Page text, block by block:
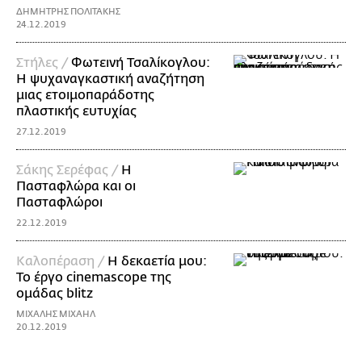
ΔΗΜΗΤΡΗΣ ΠΟΛΙΤΑΚΗΣ
24.12.2019
Στήλες / Φωτεινή Τσαλίκογλου:
Η ψυχαναγκαστική αναζήτηση
μιας ετοιμοπαράδοτης
πλαστικής ευτυχίας
27.12.2019
Σάκης Σερέφας / Η
Πασταφλώρα και οι
Πασταφλώροι
22.12.2019
Καλοπέραση / Η δεκαετία μου:
Το έργο cinemascope της
ομάδας blitz
ΜΙΧΑΛΗΣ ΜΙΧΑΗΛ
20.12.2019